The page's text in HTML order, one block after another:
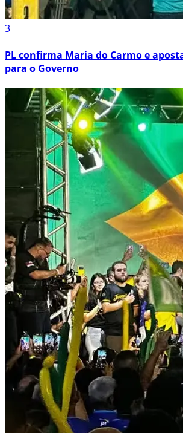
3
PL confirma Maria do Carmo e
para o Governo